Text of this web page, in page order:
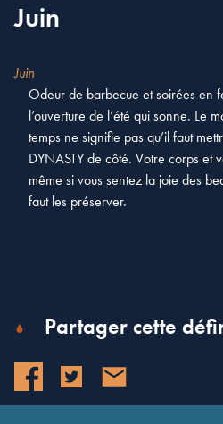
Juin
Juin
Odeur de barbecue et soirées en
l’ouverture de l’été qui sonne. Le
temps ne signifie pas qu’il faut
DYNASTY de côté. Votre corps et
même si vous sentez la joie des
faut les préserver.
Partager cette